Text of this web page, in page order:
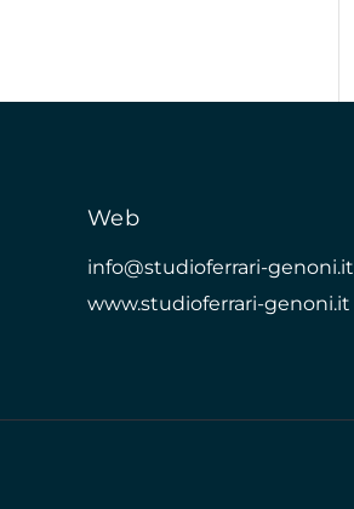
Web
info@studioferrari-genoni.it
www.studioferrari-genoni.it